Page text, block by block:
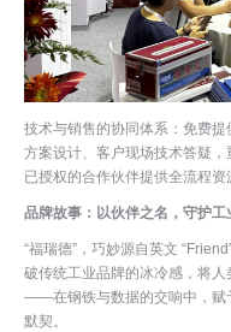
技术与销售的协同体系：免费
方案设计、客户现场技术答疑
已授权的合作伙伴提供全流程资
品牌故事：以伙伴之名，守护工
“福瑞德”，巧妙源自英文
破传统工业品牌的冰冷感，将人
——在钢铁与数据的交响中，赋
默契。